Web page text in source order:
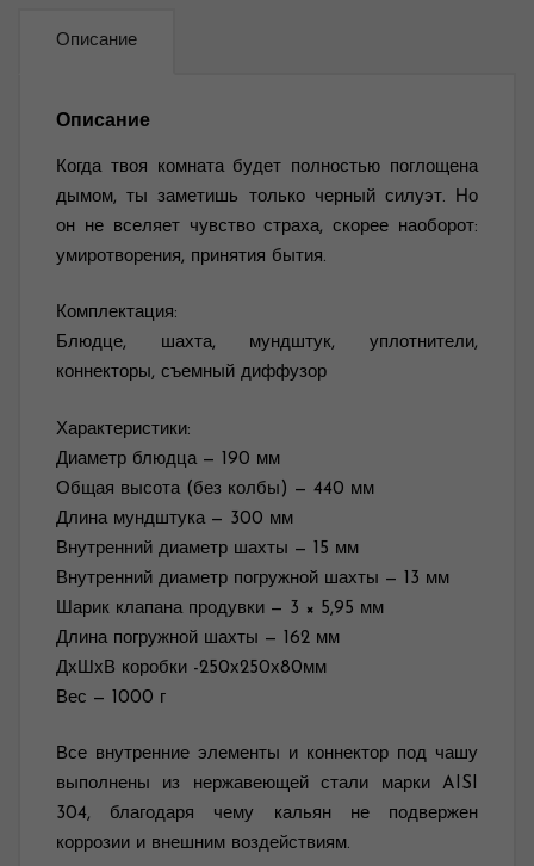
Описание
Описание
Когда твоя комната будет полностью поглощена
дымом, ты заметишь только черный силуэт. Но
он не вселяет чувство страха, скорее наоборот:
умиротворения, принятия бытия.
Комплектация:
Блюдце, шахта, мундштук, уплотнители,
коннекторы, съемный диффузор
Характеристики:
Диаметр блюдца — 190 мм
Общая высота (без колбы) — 440 мм
Длина мундштука — 300 мм
Внутренний диаметр шахты — 15 мм
Внутренний диаметр погружной шахты — 13 мм
Шарик клапана продувки — 3 × 5,95 мм
Длина погружной шахты — 162 мм
ДхШхВ коробки -250х250х80мм
Вес — 1000 г
Все внутренние элементы и коннектор под чашу
выполнены из нержавеющей стали марки AISI
304, благодаря чему кальян не подвержен
коррозии и внешним воздействиям.